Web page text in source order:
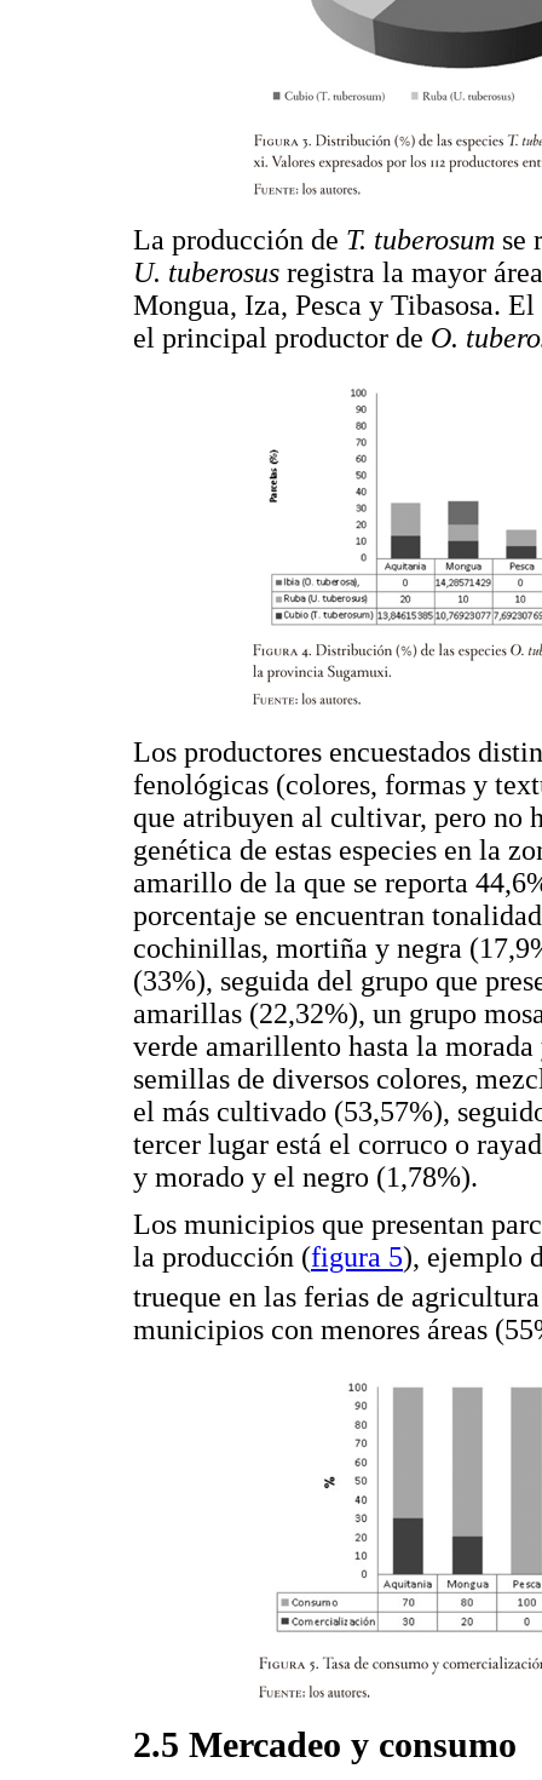
La producción de T. tuberosum se
U. tuberosus registra la mayor
Mongua, Iza, Pesca y Tibasosa.
el principal productor de O.
Los productores encuestados
fenológicas (colores, formas y
que atribuyen al cultivar, pero no
genética de estas especies en la
amarillo de la que se reporta
porcentaje se encuentran
cochinillas, mortiña y negra
(33%), seguida del grupo que
amarillas (22,32%), un grupo
verde amarillento hasta la
semillas de diversos colores,
el más cultivado (53,57%),
tercer lugar está el corruco o
y morado y el negro (1,78%).
Los municipios que presentan
la producción (figura 5), ejemplo
trueque en las ferias de
municipios con menores áreas
2.5 Mercadeo y consumo